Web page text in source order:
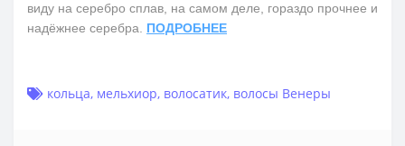
виду на серебро сплав, на самом деле, гораздо прочнее и
надёжнее серебра. ПОДРОБНЕЕ
кольца, мельхиор, волосатик, волосы Венеры